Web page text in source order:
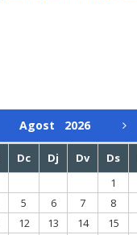
Agost 2026
Dc Dj Dv Ds
1
5 6 7 8
12 13 14 15